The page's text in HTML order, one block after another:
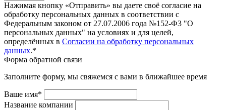
Нажимая кнопку «Отправить» вы даете своё согласие на
обработку персональных данных в соответствии с
Федеральным законом от 27.07.2006 года №152-Ф3 "О
персональных данных" на условиях и для целей,
определённых в Согласии на обработку персональных
данных.*
Форма обратной связи
Заполните форму, мы свяжемся с вами в ближайшее время
Ваше имя*
Название компании